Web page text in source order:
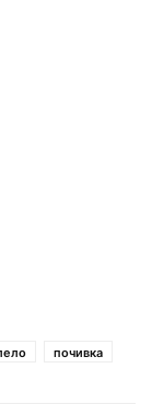
почивка